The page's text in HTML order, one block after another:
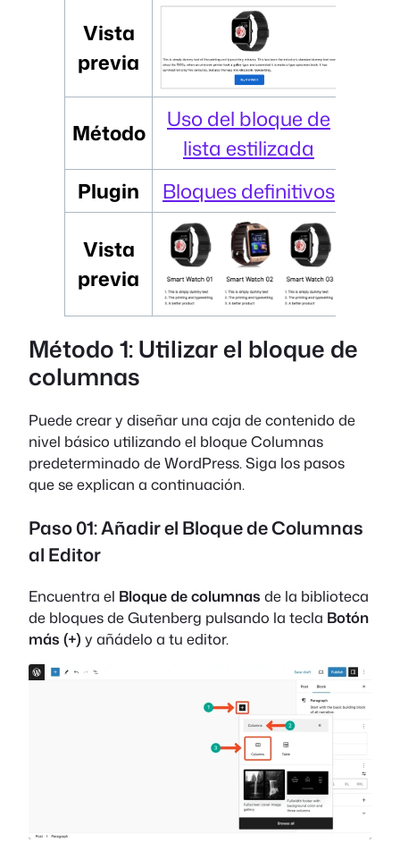
Vista
previa
Método
Uso del bloque de
lista estilizada
Plugin
Bloques definitivos
Vista
previa
Método 1: Utilizar el bloque de
columnas
Puede crear y diseñar una caja de contenido de
nivel básico utilizando el bloque Columnas
predeterminado de WordPress. Siga los pasos
que se explican a continuación.
Paso 01: Añadir el Bloque de Columnas
al Editor
Encuentra el Bloque de columnas de la biblioteca
de bloques de Gutenberg pulsando la tecla Botón
más (+) y añádelo a tu editor.